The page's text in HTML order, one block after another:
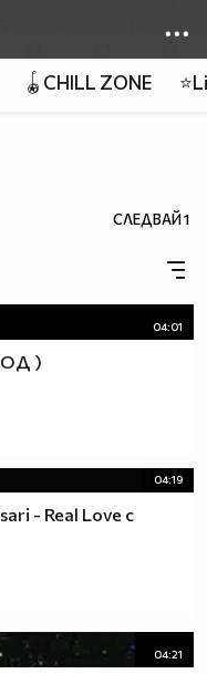
🪀CHILL ZONE
СЛЕДВАЙ1
04:01
)
04:19
- Real Love с
04:21